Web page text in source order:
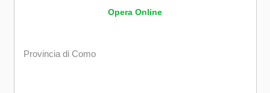
Opera Online
Provincia di Como